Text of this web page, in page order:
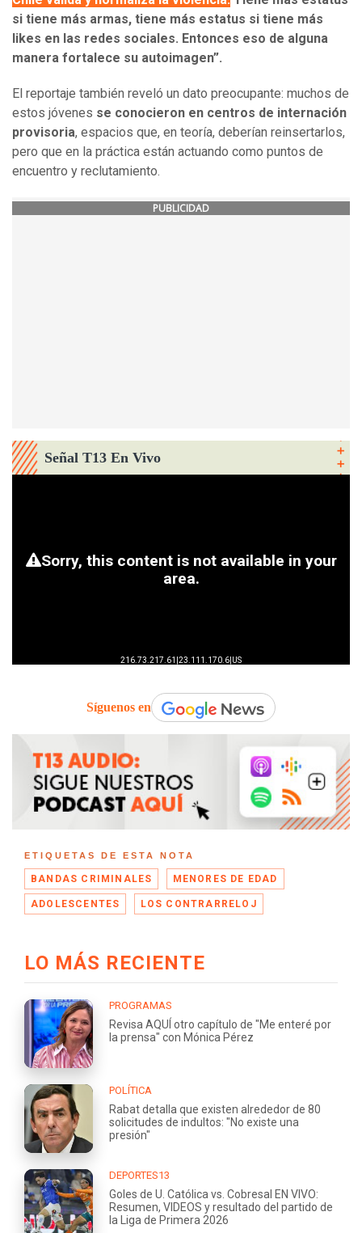
si tiene más armas, tiene más estatus si tiene más
likes en las redes sociales. Entonces eso de alguna
manera fortalece su autoimagen”.
El reportaje también reveló un dato preocupante: muchos de
estos jóvenes se conocieron en centros de internación
provisoria, espacios que, en teoría, deberían reinsertarlos,
pero que en la práctica están actuando como puntos de
encuentro y reclutamiento.
PUBLICIDAD
Señal T13 En Vivo
Síguenos en
ETIQUETAS DE ESTA NOTA
BANDAS CRIMINALES MENORES DE EDAD
ADOLESCENTES LOS CONTRARRELOJ
LO MÁS RECIENTE
PROGRAMAS
Revisa AQUÍ otro capítulo de "Me enteré por
la prensa" con Mónica Pérez
POLÍTICA
Rabat detalla que existen alrededor de 80
solicitudes de indultos: "No existe una
presión"
DEPORTES13
Goles de U. Católica vs. Cobresal EN VIVO:
Resumen, VIDEOS y resultado del partido de
la Liga de Primera 2026